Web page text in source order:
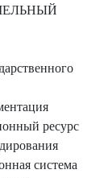
ресурс
система